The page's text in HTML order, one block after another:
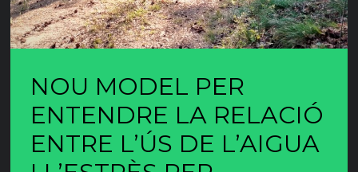
NOU MODEL PER
ENTENDRE LA RELACIÓ
ENTRE L’ÚS DE L’AIGUA